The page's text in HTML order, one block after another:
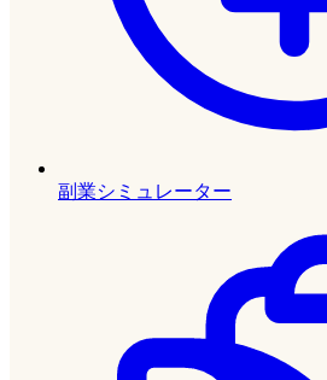
副業シミュレーター